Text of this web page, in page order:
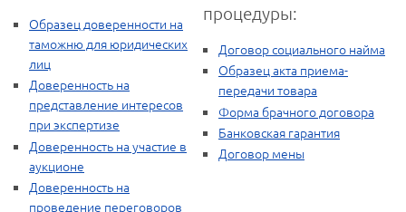
Образец доверенности на
таможню для юридических
лиц
Доверенность на
представление интересов
при экспертизе
Доверенность на участие в
аукционе
Доверенность на
проведение переговоров
процедуры:
Договор социального найма
Образец акта приема-
передачи товара
Форма брачного договора
Банковская гарантия
Договор мены